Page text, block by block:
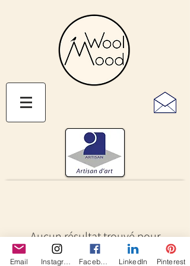
Aucun résultat trouvé pour
votre recherche
Email LinkedIn Pinterest